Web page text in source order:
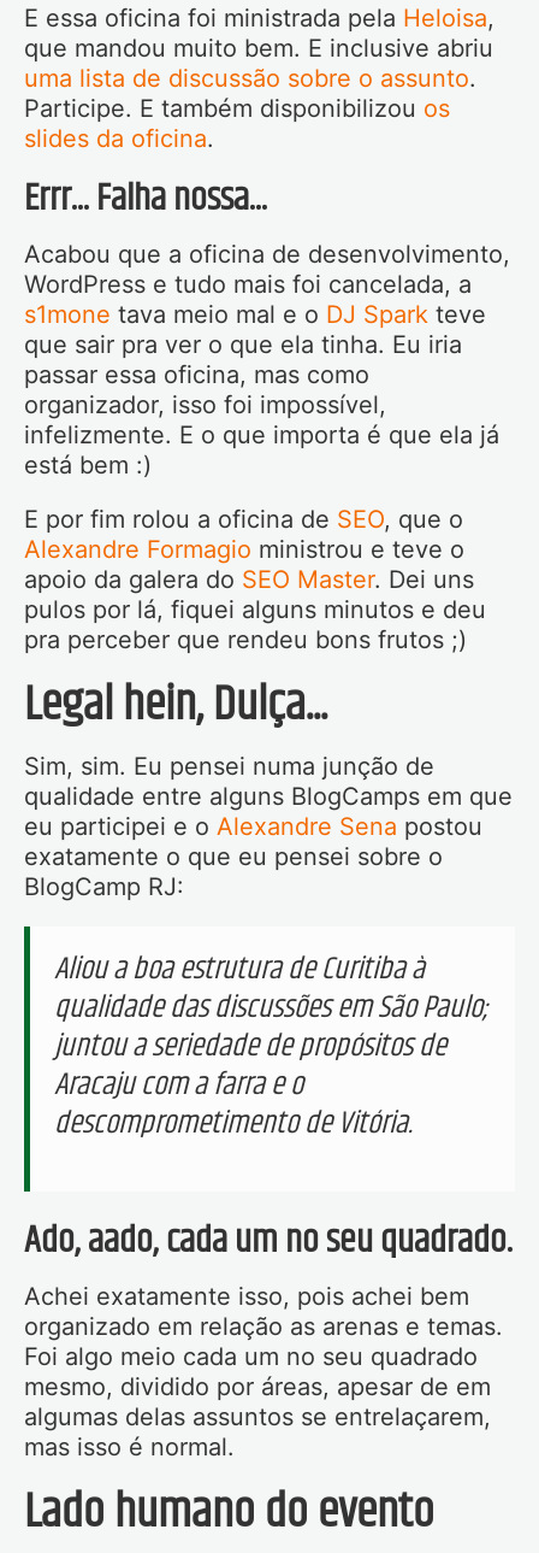
E essa oficina foi ministrada pela Heloisa,
que mandou muito bem. E inclusive abriu
uma lista de discussão sobre o assunto.
Participe. E também disponibilizou os
slides da oficina.
Errr... Falha nossa...
Acabou que a oficina de desenvolvimento,
WordPress e tudo mais foi cancelada, a
s1mone tava meio mal e o DJ Spark teve
que sair pra ver o que ela tinha. Eu iria
passar essa oficina, mas como
organizador, isso foi impossível,
infelizmente. E o que importa é que ela já
está bem :)
E por fim rolou a oficina de SEO, que o
Alexandre Formagio ministrou e teve o
apoio da galera do SEO Master. Dei uns
pulos por lá, fiquei alguns minutos e deu
pra perceber que rendeu bons frutos ;)
Legal hein, Dulça...
Sim, sim. Eu pensei numa junção de
qualidade entre alguns BlogCamps em que
eu participei e o Alexandre Sena postou
exatamente o que eu pensei sobre o
BlogCamp RJ:
Aliou a boa estrutura de Curitiba à
qualidade das discussões em São Paulo;
juntou a seriedade de propósitos de
Aracaju com a farra e o
descomprometimento de Vitória.
Ado, aado, cada um no seu quadrado.
Achei exatamente isso, pois achei bem
organizado em relação as arenas e temas.
Foi algo meio cada um no seu quadrado
mesmo, dividido por áreas, apesar de em
algumas delas assuntos se entrelaçarem,
mas isso é normal.
Lado humano do evento